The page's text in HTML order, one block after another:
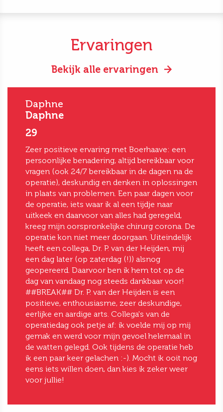
Ervaringen
Bekijk alle ervaringen
Daphne
Daphne
29
Zeer positieve ervaring met Boerhaave: een
persoonlijke benadering, altijd bereikbaar voor
vragen (ook 24/7 bereikbaar in de dagen na de
operatie), deskundig en denken in oplossingen
in plaats van problemen. Een paar dagen voor
de operatie, iets waar ik al een tijdje naar
uitkeek en daarvoor van alles had geregeld,
kreeg mijn oorspronkelijke chirurg corona. De
operatie kon niet meer doorgaan. Uiteindelijk
heeft een collega, Dr. P. van der Heijden, mij
een dag later (op zaterdag (!)) alsnog
geopereerd. Daarvoor ben ik hem tot op de
dag van vandaag nog steeds dankbaar voor!
##BREAK## Dr. P. van der Heijden is een
positieve, enthousiasme, zeer deskundige,
eerlijke en aardige arts. Collega's van de
operatiedag ook petje af: ik voelde mij op mij
gemak en werd voor mijn gevoel helemaal in
de watten gelegd. Ook tijdens de operatie heb
ik een paar keer gelachen :-). Mocht ik ooit nog
eens iets willen doen, dan kies ik zeker weer
voor jullie!